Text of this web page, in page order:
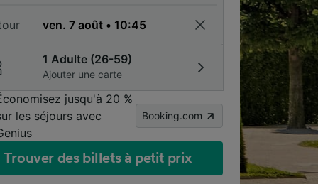
1 Adulte (26-59)
Ajouter une carte
jusqu'à 20 %
les séjours avec
Booking.com
Trouver des billets à petit prix